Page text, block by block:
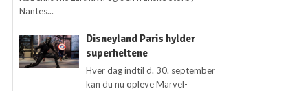
Nantes...
Disneyland Paris hylder
superheltene
Hver dag indtil d. 30. september
kan du nu opleve Marvel-